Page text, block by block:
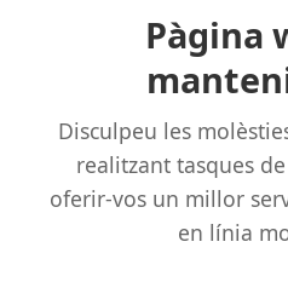
Pàgina
Disculpeu les
realitzant tasques
oferir-vos un millor
en línia